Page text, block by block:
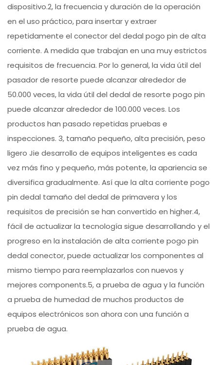
dispositivo.2, la frecuencia y duración de la operación
en el uso práctico, para insertar y extraer
repetidamente el conector del dedal pogo pin de alta
corriente. A medida que trabajan en una muy estrictos
requisitos de frecuencia. Por lo general, la vida útil del
pasador de resorte puede alcanzar alrededor de
50.000 veces, la vida útil del dedal de resorte pogo pin
puede alcanzar alrededor de 100.000 veces. Los
productos han pasado repetidas pruebas e
inspecciones. 3, tamaño pequeño, alta precisión, peso
ligero Jie desarrollo de equipos inteligentes es cada
vez más fino y pequeño, más potente, la apariencia se
diversifica gradualmente. Así que la alta corriente pogo
pin dedal tamaño del dedal de primavera y los
requisitos de precisión se han convertido en higher.4,
fácil de actualizar la tecnología sigue desarrollando y el
progreso en la instalación de alta corriente pogo pin
dedal conector, puede actualizar los componentes al
mismo tiempo para reemplazarlos con nuevos y
mejores components.5, a prueba de agua y la función
a prueba de humedad de muchos productos de
equipos electrónicos son ahora con una función a
prueba de agua.